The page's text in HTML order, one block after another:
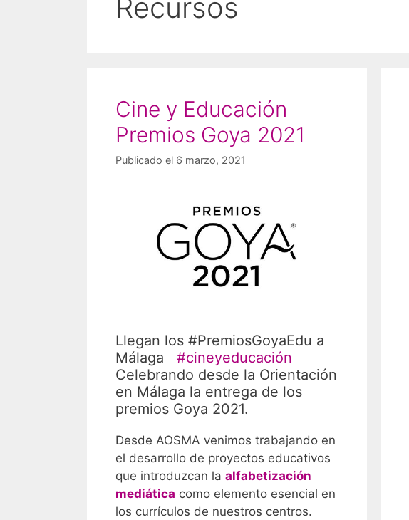
Recursos
Cine y Educación
Premios Goya 2021
Publicado el 6 marzo, 2021
Llegan los #PremiosGoyaEdu a
Málaga
#cineyeducación
Celebrando desde la Orientación
en Málaga la entrega de los
premios Goya 2021.
Desde AOSMA venimos trabajando en
el desarrollo de proyectos educativos
que introduzcan la alfabetización
mediática como elemento esencial en
los currículos de nuestros centros.